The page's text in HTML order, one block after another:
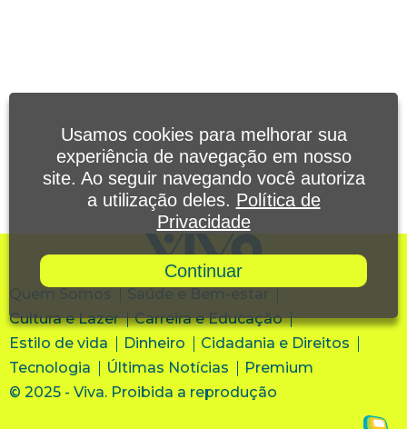
Quem Somos
Saúde e Bem-estar
Cultura e Lazer
Carreira e Educação
Estilo de vida
Dinheiro
Cidadania e Direitos
Tecnologia
Últimas Notícias
Premium
© 2025 - Viva. Proibida a reprodução
Usamos cookies para melhorar sua
experiência de navegação em nosso
site. Ao seguir navegando você autoriza
a utilização deles. Política de
Privacidade
Continuar